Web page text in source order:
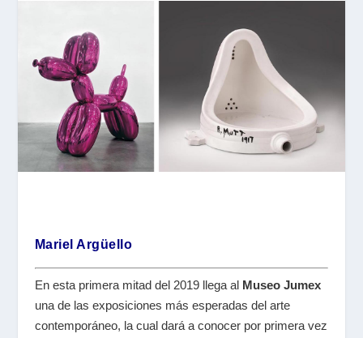
Mariel Argüello
En esta primera mitad del 2019 llega al Museo Jumex
una de las exposiciones más esperadas del arte
contemporáneo, la cual dará a conocer por primera vez